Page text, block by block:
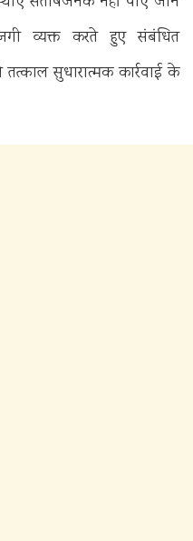
व्यक्त करते हुए संबंधित
तत्काल सुधारात्मक कार्रवाई के